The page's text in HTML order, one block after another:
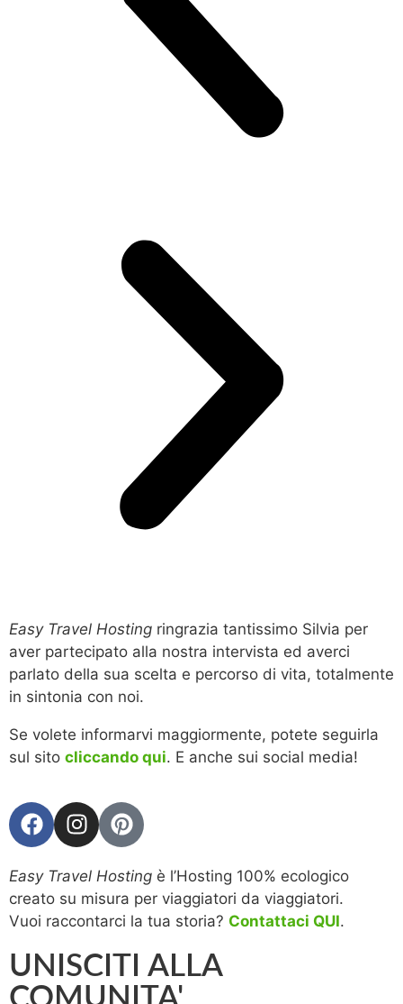
Easy Travel Hosting ringrazia tantissimo Silvia per
aver partecipato alla nostra intervista ed averci
parlato della sua scelta e percorso di vita, totalmente
in sintonia con noi.
Se volete informarvi maggiormente, potete seguirla
sul sito cliccando qui. E anche sui social media!
Easy Travel Hosting è l’Hosting 100% ecologico
creato su misura per viaggiatori da viaggiatori.
Vuoi raccontarci la tua storia? Contattaci QUI.
UNISCITI ALLA